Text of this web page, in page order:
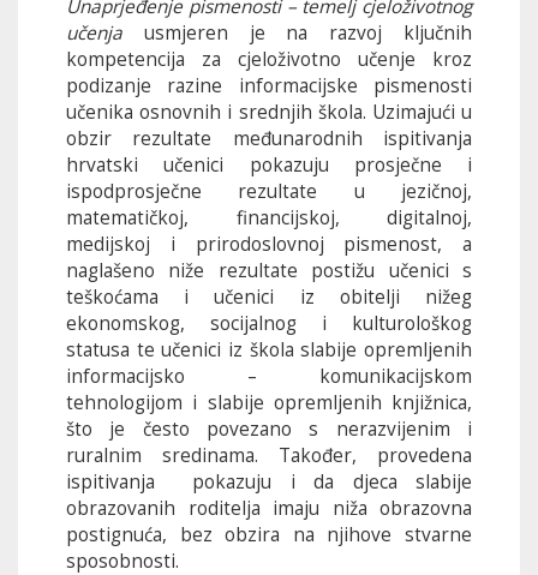
Unaprjeđenje pismenosti – temelj cjeloživotnog
učenja usmjeren je na razvoj ključnih
kompetencija za cjeloživotno učenje kroz
podizanje razine informacijske pismenosti
učenika osnovnih i srednjih škola. Uzimajući u
obzir rezultate međunarodnih ispitivanja
hrvatski učenici pokazuju prosječne i
ispodprosječne rezultate u jezičnoj,
matematičkoj, financijskoj, digitalnoj,
medijskoj i prirodoslovnoj pismenost, a
naglašeno niže rezultate postižu učenici s
teškoćama i učenici iz obitelji nižeg
ekonomskog, socijalnog i kulturološkog
statusa te učenici iz škola slabije opremljenih
informacijsko – komunikacijskom
tehnologijom i slabije opremljenih knjižnica,
što je često povezano s nerazvijenim i
ruralnim sredinama. Također, provedena
ispitivanja pokazuju i da djeca slabije
obrazovanih roditelja imaju niža obrazovna
postignuća, bez obzira na njihove stvarne
sposobnosti.